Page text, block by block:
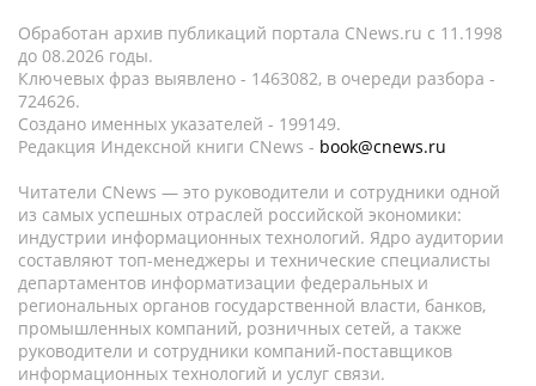
Обработан архив публикаций портала CNews.ru c 11.1998
до 08.2026 годы.
Ключевых фраз выявлено - 1463082, в очереди разбора -
724626.
Создано именных указателей - 199149.
Редакция Индексной книги CNews - book@cnews.ru
Читатели CNews — это руководители и сотрудники одной
из самых успешных отраслей российской экономики:
индустрии информационных технологий. Ядро аудитории
составляют топ-менеджеры и технические специалисты
департаментов информатизации федеральных и
региональных органов государственной власти, банков,
промышленных компаний, розничных сетей, а также
руководители и сотрудники компаний-поставщиков
информационных технологий и услуг связи.